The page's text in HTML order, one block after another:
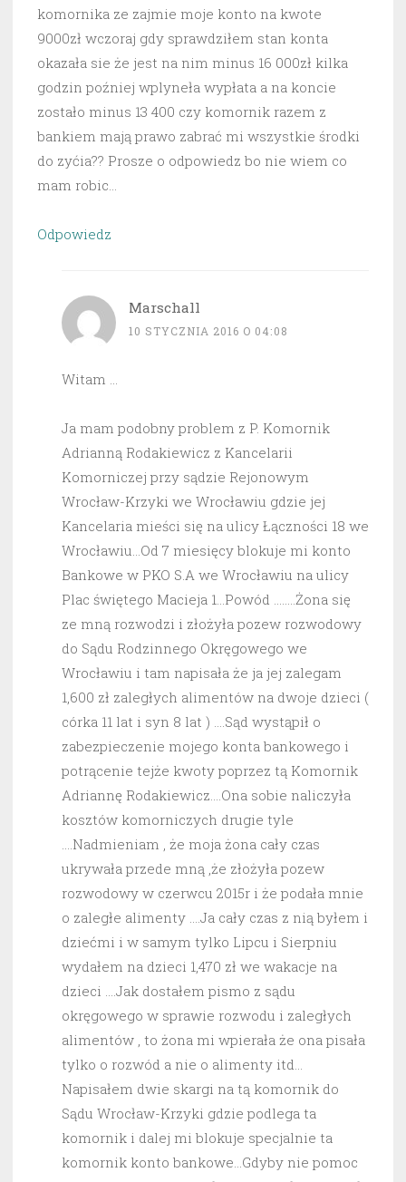
komornika ze zajmie moje konto na kwote
9000zł wczoraj gdy sprawdziłem stan konta
okazała sie że jest na nim minus 16 000zł kilka
godzin poźniej wplyneła wypłata a na koncie
zostało minus 13 400 czy komornik razem z
bankiem mają prawo zabrać mi wszystkie środki
do zyćia?? Prosze o odpowiedz bo nie wiem co
mam robic…
Odpowiedz
Marschall
10 STYCZNIA 2016 O 04:08
Witam …
Ja mam podobny problem z P. Komornik
Adrianną Rodakiewicz z Kancelarii
Komorniczej przy sądzie Rejonowym
Wrocław-Krzyki we Wrocławiu gdzie jej
Kancelaria mieści się na ulicy Łączności 18 we
Wrocławiu…Od 7 miesięcy blokuje mi konto
Bankowe w PKO S.A we Wrocławiu na ulicy
Plac świętego Macieja 1…Powód ……..Żona się
ze mną rozwodzi i złożyła pozew rozwodowy
do Sądu Rodzinnego Okręgowego we
Wrocławiu i tam napisała że ja jej zalegam
1,600 zł zaległych alimentów na dwoje dzieci (
córka 11 lat i syn 8 lat ) ….Sąd wystąpił o
zabezpieczenie mojego konta bankowego i
potrącenie tejże kwoty poprzez tą Komornik
Adriannę Rodakiewicz….Ona sobie naliczyła
kosztów komorniczych drugie tyle
….Nadmieniam , że moja żona cały czas
ukrywała przede mną ,że złożyła pozew
rozwodowy w czerwcu 2015r i że podała mnie
o zaległe alimenty ….Ja cały czas z nią byłem i
dziećmi i w samym tylko Lipcu i Sierpniu
wydałem na dzieci 1,470 zł we wakacje na
dzieci ….Jak dostałem pismo z sądu
okręgowego w sprawie rozwodu i zaległych
alimentów , to żona mi wpierała że ona pisała
tylko o rozwód a nie o alimenty itd…
Napisałem dwie skargi na tą komornik do
Sądu Wrocław-Krzyki gdzie podlega ta
komornik i dalej mi blokuje specjalnie ta
komornik konto bankowe…Gdyby nie pomoc